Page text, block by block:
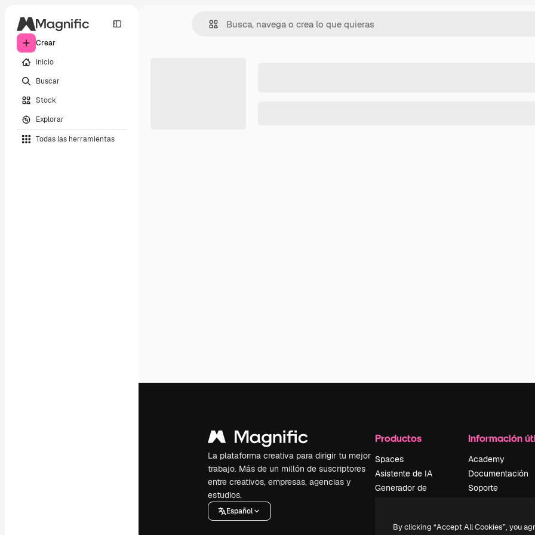
Crear
Inicio
Buscar
Stock
Explorar
Todas las herramientas
La plataforma creativa para dirigir tu mejor
trabajo. Más de un millón de suscriptores
entre creativos, empresas, agencias y
estudios.
Español
Productos
Spaces
Asistente de IA
Generador de
vídeos
Información
Academy
Documentación
Soporte
privacidad
By clicking “Accept All Cookies”, you